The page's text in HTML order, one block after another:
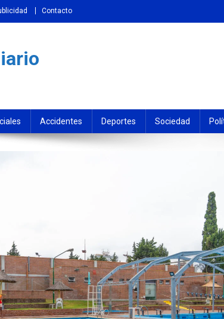
Contacto
Accidentes Deportes Sociedad